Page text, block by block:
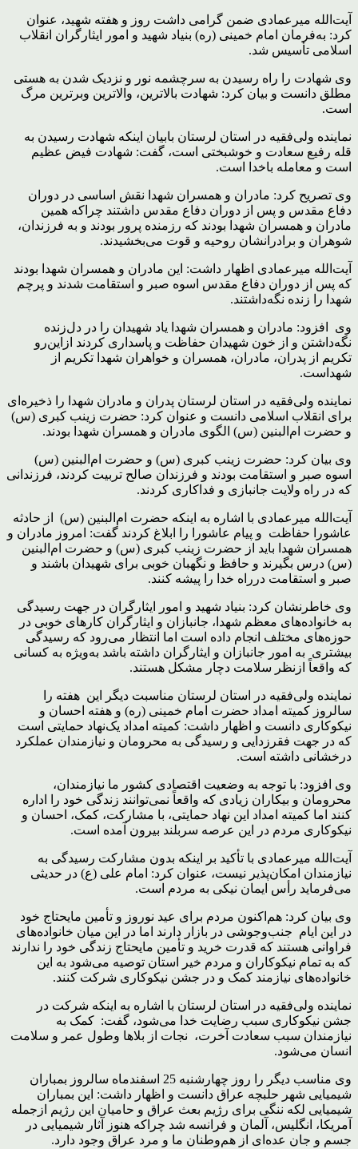
آیت‌الله میرعمادی ضمن گرامی داشت روز و هفته شهید، عنوان
کرد: به‌فرمان امام خمینی (ره) بنیاد شهید و امور ایثارگران انقلاب
اسلامی تأسیس شد.
وی شهادت را راه رسیدن به سرچشمه نور و نزدیک شدن به هستی
مطلق دانست و بیان کرد: شهادت بالاترین، والاترین وبرترین مرگ
است.
نماینده ولی‌فقیه در استان لرستان بابیان اینکه شهادت رسیدن به
قله رفیع سعادت و خوشبختی است، گفت: شهادت فیض عظیم
است و معامله باخدا است.
وی تصریح کرد: مادران و همسران شهدا نقش اساسی در دوران
دفاع مقدس و پس از دوران دفاع مقدس داشتند چراکه همین
مادران و همسران شهدا بودند که رزمنده پرور بودند و به فرزندان،
شوهران و برادرانشان روحیه و قوت می‌بخشیدند.
آیت‌الله میرعمادی اظهار داشت: این مادران و همسران شهدا بودند
که پس از دوران دفاع مقدس اسوه صبر و استقامت شدند و پرچم
شهدا را زنده نگه‌داشتند.
وی افزود: مادران و همسران شهدا یاد شهیدان را در دل‌زنده
نگه‌داشتن و از خون شهیدان حفاظت و پاسداری کردند ازاین‌رو
تکریم از پدران، مادران، همسران و خواهران شهدا تکریم از
شهداست.
نماینده ولی‌فقیه در استان لرستان پدران و مادران شهدا را ذخیره‌ای
برای انقلاب اسلامی دانست و عنوان کرد: حضرت زینب کبری (س)
و حضرت ام‌البنین (س) الگوی مادران و همسران شهدا بودند.
وی بیان کرد: حضرت زینب کبری (س) و حضرت ام‌البنین (س)
اسوه صبر و استقامت بودند و فرزندان صالح تربیت کردند، فرزندانی
که در راه ولایت جانبازی و فداکاری کردند.
آیت‌الله میرعمادی با اشاره به اینکه حضرت ام‌البنین (س) از حادثه
عاشورا حفاظت و پیام عاشورا را ابلاغ کردند گفت: امروز مادران و
همسران شهدا باید از حضرت زینب کبری (س) و حضرت ام‌البنین
(س) درس بگیرند و حافظ و نگهبان خوبی برای شهیدان باشند و
صبر و استقامت درراه خدا را پیشه کنند.
وی خاطرنشان کرد: بنیاد شهید و امور ایثارگران در جهت رسیدگی
به خانواده‌های معظم شهدا، جانبازان و ایثارگران کارهای خوبی در
حوزه‌های مختلف انجام داده است اما انتظار می‌رود که رسیدگی
بیشتری به امور جانبازان و ایثارگران داشته باشد به‌ویژه به کسانی
که واقعاً ازنظر سلامت دچار مشکل هستند.
نماینده ولی‌فقیه در استان لرستان مناسبت دیگر این هفته را
سالروز کمیته امداد حضرت امام خمینی (ره) و هفته احسان و
نیکوکاری دانست و اظهار داشت: کمیته امداد یک‌نهاد حمایتی است
که در جهت فقرزدایی و رسیدگی به محرومان و نیازمندان عملکرد
درخشانی داشته است.
وی افزود: با توجه به وضعیت اقتصادی کشور ما نیازمندان،
محرومان و بیکاران زیادی که واقعاً نمی‌توانند زندگی خود را اداره
کنند اما کمیته امداد این نهاد حمایتی، با مشارکت، کمک، احسان و
نیکوکاری مردم در این عرصه سربلند بیرون آمده است.
آیت‌الله میرعمادی با تأکید بر اینکه بدون مشارکت رسیدگی به
نیازمندان امکان‌پذیر نیست، عنوان کرد: امام علی (ع) در حدیثی
می‌فرماید رأس ایمان نیکی به مردم است.
وی بیان کرد: هم‌اکنون مردم برای عید نوروز و تأمین مایحتاج خود
در این ایام جنب‌وجوشی در بازار دارند اما در این میان خانواده‌های
فراوانی هستند که قدرت خرید و تأمین مایحتاج زندگی خود را ندارند
که به تمام نیکوکاران و مردم خیر استان توصیه می‌شود به این
خانواده‌های نیازمند کمک و در جشن نیکوکاری شرکت کنند.
نماینده ولی‌فقیه در استان لرستان با اشاره به اینکه شرکت در
جشن نیکوکاری سبب رضایت خدا می‌شود، گفت: کمک به
نیازمندان سبب سعادت آخرت، نجات از بلاها وطول عمر و سلامت
انسان می‌شود.
وی مناسب دیگر را روز چهارشنبه 25 اسفندماه سالروز بمباران
شیمیایی شهر حلبچه عراق دانست و اظهار داشت: این بمباران
شیمیایی لکه ننگی برای رژیم بعث عراق و حامیان این رژیم ازجمله
آمریکا، انگلیس، آلمان و فرانسه شد چراکه هنوز آثار شیمیایی در
جسم و جان عده‌ای از هم‌وطنان ما و مرد عراق وجود دارد.